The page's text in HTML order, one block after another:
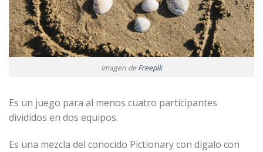
Imagen deFreepik
Es un juego para al menos cuatro participantes
divididos en dos equipos.
Es una mezcla del conocido Pictionary con dígalo con